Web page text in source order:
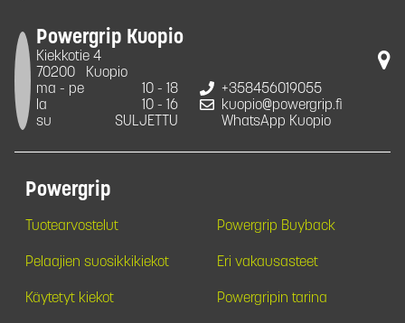
Powergrip Kuopio
Kiekkotie 4
70200
Kuopio
ma - pe
10 - 18
la
10 - 16
su
SULJETTU
+358456019055
kuopio@powergrip.fi
WhatsApp Kuopio
Powergrip
Tuotearvostelut Powergrip Buyback
Pelaajien suosikkikiekot Eri vakausasteet
Käytetyt kiekot Powergripin tarina